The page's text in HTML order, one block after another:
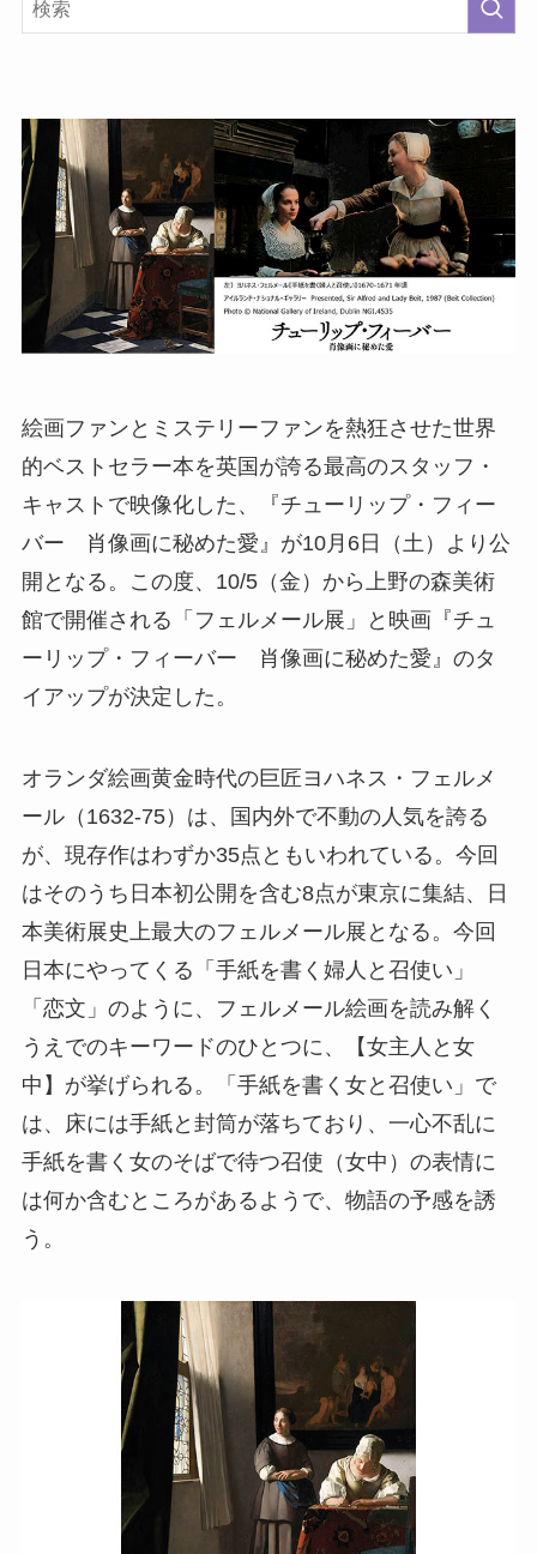
絵画ファンとミステリーファンを熱狂させた世界
的ベストセラー本を英国が誇る最高のスタッフ・
キャストで映像化した、『チューリップ・フィー
バー 肖像画に秘めた愛』が10月6日（土）より公
開となる。この度、10/5（金）から上野の森美術
館で開催される「フェルメール展」と映画『チュ
ーリップ・フィーバー 肖像画に秘めた愛』のタ
イアップが決定した。
オランダ絵画黄金時代の巨匠ヨハネス・フェルメ
ール（1632-75）は、国内外で不動の人気を誇る
が、現存作はわずか35点ともいわれている。今回
はそのうち日本初公開を含む8点が東京に集結、日
本美術展史上最大のフェルメール展となる。今回
日本にやってくる「手紙を書く婦人と召使い」
「恋文」のように、フェルメール絵画を読み解く
うえでのキーワードのひとつに、【女主人と女
中】が挙げられる。「手紙を書く女と召使い」で
は、床には手紙と封筒が落ちており、一心不乱に
手紙を書く女のそばで待つ召使（女中）の表情に
は何か含むところがあるようで、物語の予感を誘
う。